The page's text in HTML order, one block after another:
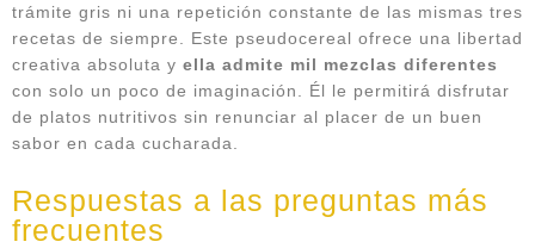
trámite gris ni una repetición constante de las mismas tres
recetas de siempre. Este pseudocereal ofrece una libertad
creativa absoluta y ella admite mil mezclas diferentes
con solo un poco de imaginación. Él le permitirá disfrutar
de platos nutritivos sin renunciar al placer de un buen
sabor en cada cucharada.
Respuestas a las preguntas más
frecuentes